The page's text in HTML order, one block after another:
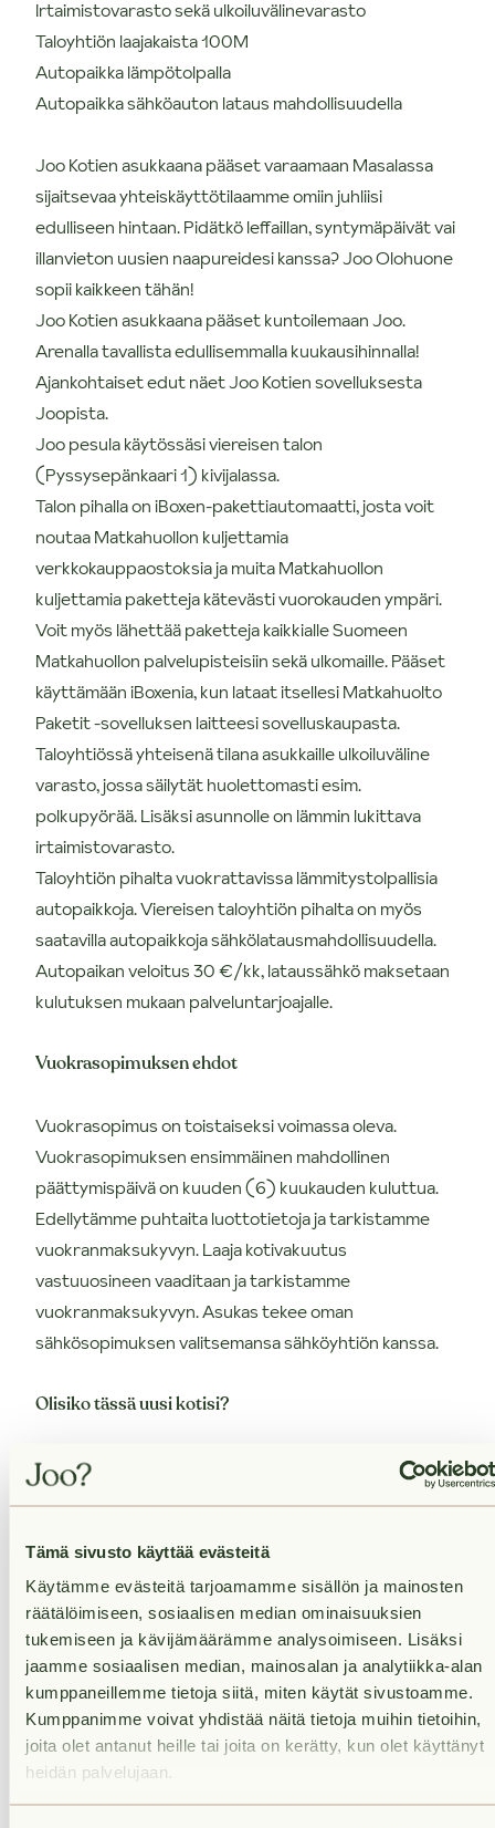
Tämä sivusto käyttää evästeitä
Käytämme evästeitä tarjoamamme sisällön ja mainosten
räätälöimiseen, sosiaalisen median ominaisuuksien
tukemiseen ja kävijämäärämme analysoimiseen. Lisäksi
jaamme sosiaalisen median, mainosalan ja analytiikka-alan
kumppaneillemme tietoja siitä, miten käytät sivustoamme.
Kumppanimme voivat yhdistää näitä tietoja muihin tietoihin,
joita olet antanut heille tai joita on kerätty, kun olet käyttänyt
heidän palvelujaan.
Irtaimistovarasto sekä ulkoiluvälinevarasto
Taloyhtiön laajakaista 100M
Autopaikka lämpötolpalla
Autopaikka sähköauton lataus mahdollisuudella
Joo Kotien asukkaana pääset varaamaan Masalassa
sijaitsevaa yhteiskäyttötilaamme omiin juhliisi
edulliseen hintaan. Pidätkö leffaillan, syntymäpäivät vai
illanvieton uusien naapureidesi kanssa? Joo Olohuone
sopii kaikkeen tähän!
Joo Kotien asukkaana pääset kuntoilemaan Joo.
Arenalla tavallista edullisemmalla kuukausihinnalla!
Ajankohtaiset edut näet Joo Kotien sovelluksesta
Joopista.
Joo pesula käytössäsi viereisen talon
(Pyssysepänkaari 1) kivijalassa.
Talon pihalla on iBoxen-pakettiautomaatti, josta voit
noutaa Matkahuollon kuljettamia
verkkokauppaostoksia ja muita Matkahuollon
kuljettamia paketteja kätevästi vuorokauden ympäri.
Voit myös lähettää paketteja kaikkialle Suomeen
Matkahuollon palvelupisteisiin sekä ulkomaille. Pääset
käyttämään iBoxenia, kun lataat itsellesi Matkahuolto
Paketit -sovelluksen laitteesi sovelluskaupasta.
Taloyhtiössä yhteisenä tilana asukkaille ulkoiluväline
varasto, jossa säilytät huolettomasti esim.
polkupyörää. Lisäksi asunnolle on lämmin lukittava
irtaimistovarasto.
Taloyhtiön pihalta vuokrattavissa lämmitystolpallisia
autopaikkoja. Viereisen taloyhtiön pihalta on myös
saatavilla autopaikkoja sähkölatausmahdollisuudella.
Autopaikan veloitus 30 €/kk, lataussähkö maksetaan
kulutuksen mukaan palveluntarjoajalle.
Vuokrasopimuksen ehdot
Vuokrasopimus on toistaiseksi voimassa oleva.
Vuokrasopimuksen ensimmäinen mahdollinen
päättymispäivä on kuuden (6) kuukauden kuluttua.
Edellytämme puhtaita luottotietoja ja tarkistamme
vuokranmaksukyvyn. Laaja kotivakuutus
vastuuosineen vaaditaan ja tarkistamme
vuokranmaksukyvyn. Asukas tekee oman
sähkösopimuksen valitsemansa sähköyhtiön kanssa.
Olisiko tässä uusi kotisi?
Varaa asunto itsellesi klikkaamalla "Vuokraa asunto" ja
asuntonäytöllä ennen vuokrasopimuksen
allekirjoittamista. Olemme sinuun yhteydessä
mahdollisimman pian varauksesi vastaanottamisen
Rent